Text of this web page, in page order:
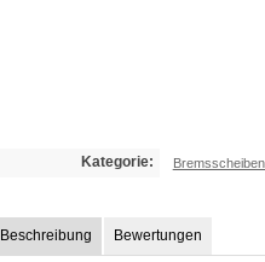
Kategorie:
Beschreibung Bewertungen